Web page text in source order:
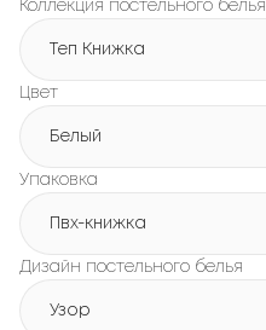
Коллекция постельного белья
Теп Книжка
Цвет
Белый
Упаковка
Пвх-книжка
Дизайн постельного белья
Узор